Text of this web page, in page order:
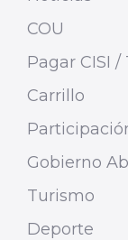
COU
Pagar CISI /
Carrillo
Gobierno
Turismo
Deporte